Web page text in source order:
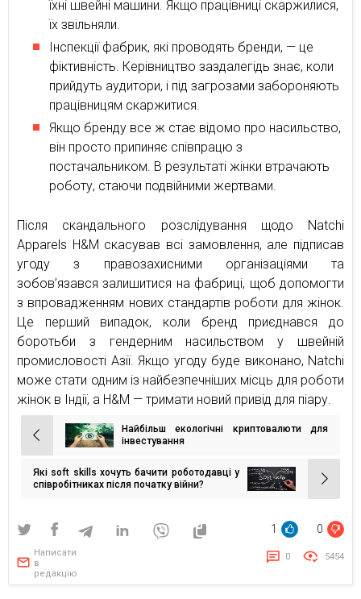
їхні швейні машини. Якщо працівниці скаржилися,
їх звільняли.
Інспекції фабрик, які проводять бренди, — це
фіктивність. Керівництво заздалегідь знає, коли
прийдуть аудитори, і під загрозами забороняють
працівницям скаржитися.
Якщо бренду все ж стає відомо про насильство,
він просто припиняє співпрацю з
постачальником. В результаті жінки втрачають
роботу, стаючи подвійними жертвами.
Після скандального розслідування щодо Natchi
Apparels H&M скасував всі замовлення, але підписав
угоду з правозахисними організаціями та
зобов’язався залишитися на фабриці, щоб допомогти
з впровадженням нових стандартів роботи для жінок.
Це перший випадок, коли бренд приєднався до
боротьби з гендерним насильством у швейній
промисловості Азії. Якщо угоду буде виконано, Natchi
може стати одним із найбезпечніших місць для роботи
жінок в Індії, а H&M — тримати новий привід для піару.
Навігація
записів
Найбільш екологічні криптовалюти для
інвестування
Які soft skills хочуть бачити роботодавці у
співробітниках після початку війни?
1 0
Написати
в
редакцію
0 5454